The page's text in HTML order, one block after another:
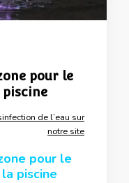
pour le
de l’eau sur
notre site
pour le
piscine